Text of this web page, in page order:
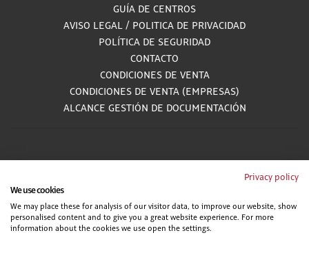
GUÍA DE CENTROS
AVISO LEGAL / POLITICA DE PRIVACIDAD
POLÍTICA DE SEGURIDAD
CONTACTO
CONDICIONES DE VENTA
CONDICIONES DE VENTA (EMPRESAS)
ALCANCE GESTIÓN DE DOCUMENTACIÓN
Teléfono gratuito atendido por asesores especializados L-V 8:00 - 15:00
Privacy policy
We use cookies
We may place these for analysis of our visitor data, to improve our website, show
personalised content and to give you a great website experience. For more
information about the cookies we use open the settings.